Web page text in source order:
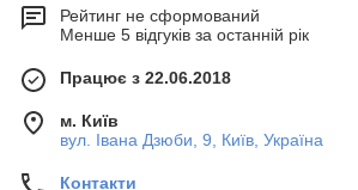
Рейтинг не сформований
Менше 5 відгуків за останній рік
Працює з 22.06.2018
м. Київ
вул. Івана Дзюби, 9, Київ, Україна
Контакти